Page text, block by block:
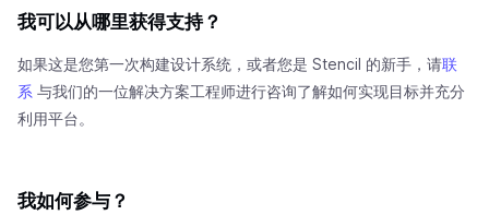
我可以从哪里获得支持？
如果这是您第一次构建设计系统，或者您是 Stencil 的新手，请联
系 与我们的一位解决方案工程师进行咨询了解如何实现目标并充分
利用平台。
我如何参与？